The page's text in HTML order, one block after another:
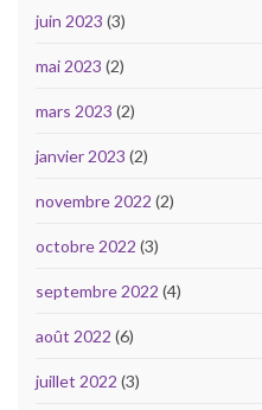
juin 2023 (3)
mai 2023 (2)
mars 2023 (2)
janvier 2023 (2)
novembre 2022 (2)
octobre 2022 (3)
septembre 2022 (4)
août 2022 (6)
juillet 2022 (3)